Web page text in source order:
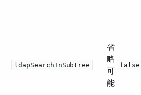
ldapSearchInSubtree
省
略
可
能
false